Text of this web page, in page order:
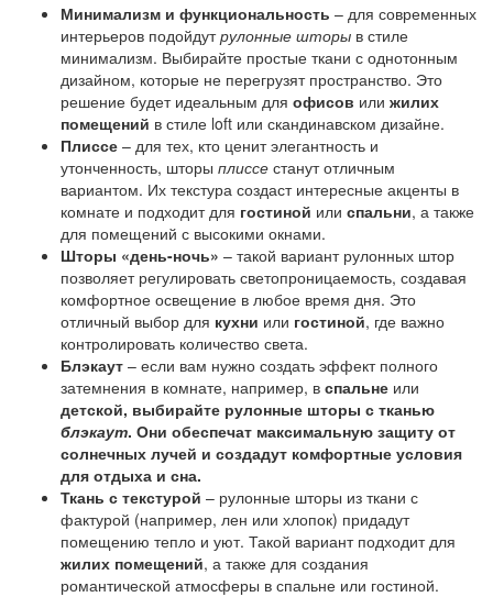
Минимализм и функциональность – для современных
интерьеров подойдутрулонные шторы в стиле
минимализм. Выбирайте простые ткани с однотонным
дизайном, которые не перегрузят пространство. Это
решение будет идеальным для офисов или жилих
помещений в стиле loft или скандинавском дизайне.
Плиссе – для тех, кто ценит элегантность и
утонченность, шторы плиссе станут отличным
вариантом. Их текстура создаст интересные акценты в
комнате и подходит для гостиной или спальни, а также
для помещений с высокими окнами.
Шторы «день-ночь» – такой вариант рулонных штор
позволяет регулировать светопроницаемость, создавая
комфортное освещение в любое время дня. Это
отличный выбор для кухни или гостиной, где важно
контролировать количество света.
Блэкаут – если вам нужно создать эффект полного
затемнения в комнате, например, в спальне или
детской, выбирайте рулонные шторы с тканью
блэкаут. Они обеспечат максимальную защиту от
солнечных лучей и создадут комфортные условия
для отдыха и сна.
Ткань с текстурой – рулонные шторы из ткани с
фактурой (например, лен или хлопок) придадут
помещению тепло и уют. Такой вариант подходит для
жилих помещений, а также для создания
романтической атмосферы в спальне или гостиной.